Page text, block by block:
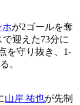
ホが2ゴールを奪
迎えた73分に
を守り抜き、1-
。
山岸 祐也が先制